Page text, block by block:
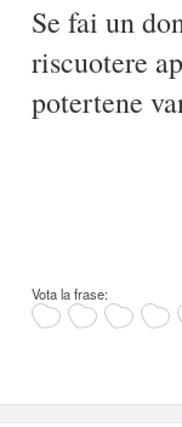
Se fai un
riscuotere
potertene
Vota la frase: